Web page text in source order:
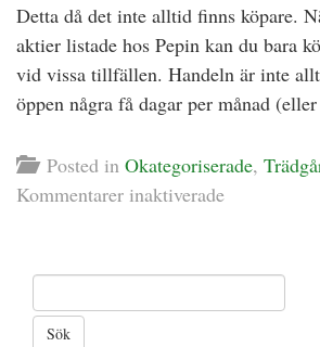
Detta då det inte alltid finns köpare.
aktier listade hos Pepin kan du bara
vid vissa tillfällen. Handeln är inte
öppen några få dagar per månad
Posted in Okategoriserade,
Kommentarer inaktiveradeför
–
Snygga